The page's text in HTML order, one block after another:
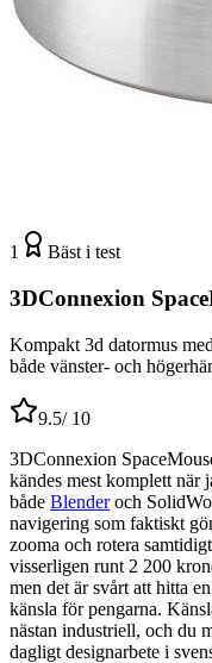
1 Bäst i test
3DConnexion
Kompakt 3d datormus
både vänster- och
9.5/ 10
3DConnexion
kändes mest komplett när
både Blenderoch
navigering som faktiskt
zooma och rotera
visserligen runt 2 200
men det är svårt att hitta
känsla för pengarna.
nästan industriell, och du
dagligt designarbete i